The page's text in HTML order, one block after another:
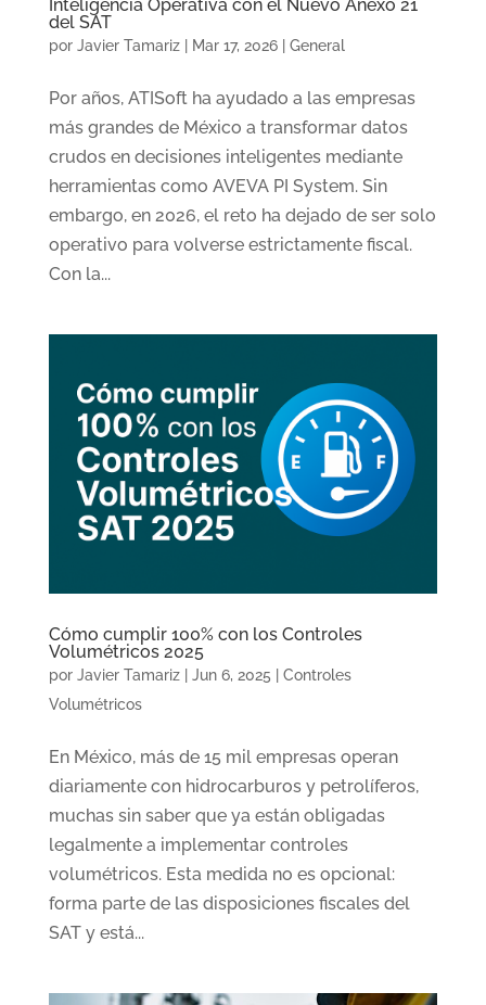
Inteligencia Operativa con el Nuevo Anexo 21
del SAT
por Javier Tamariz| Mar 17, 2026| General
Por años, ATISoft ha ayudado a las empresas
más grandes de México a transformar datos
crudos en decisiones inteligentes mediante
herramientas como AVEVA PI System. Sin
embargo, en 2026, el reto ha dejado de ser solo
operativo para volverse estrictamente fiscal.
Con la...
Cómo cumplir 100% con los Controles
Volumétricos 2025
por Javier Tamariz| Jun 6, 2025
Controles
Volumétricos
En México, más de 15 mil empresas operan
diariamente con hidrocarburos y petrolíferos,
muchas sin saber que ya están obligadas
legalmente a implementar controles
volumétricos. Esta medida no es opcional:
forma parte de las disposiciones fiscales del
SAT y está...